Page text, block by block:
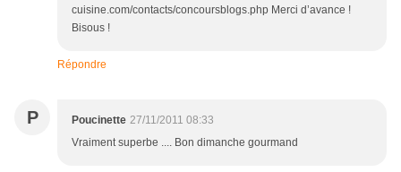
cuisine.com/contacts/concoursblogs.php Merci d’avance !
Bisous !
Répondre
P Poucinette 27/11/2011 08:33
Vraiment superbe .... Bon dimanche gourmand